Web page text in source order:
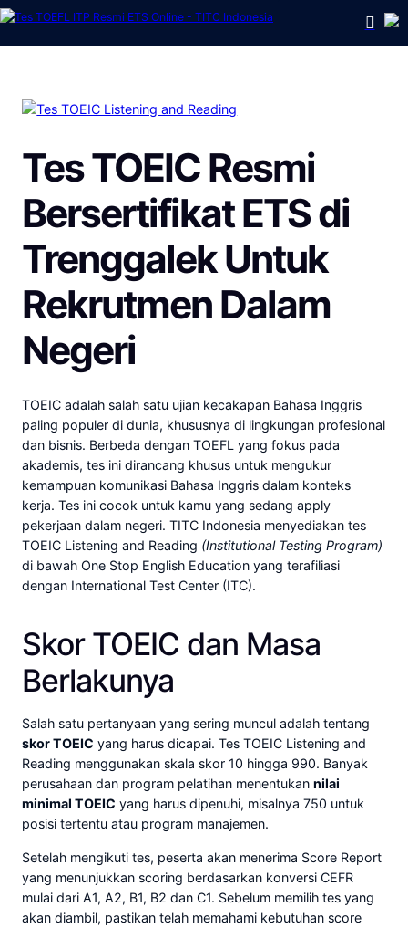
Tes TOEIC Resmi
Bersertifikat ETSdi
TrenggalekUntuk
Rekrutmen Dalam
Negeri
TOEIC adalah salah satu ujian kecakapan Bahasa Inggris
paling populer di dunia, khususnya di lingkungan profesional
dan bisnis. Berbeda dengan TOEFL yang fokus pada
akademis, tes ini dirancang khusus untuk mengukur
kemampuan komunikasi Bahasa Inggris dalam konteks
kerja. Tes ini cocok untuk kamu yang sedang apply
pekerjaan dalam negeri. TITC Indonesia menyediakan tes
TOEIC Listening and Reading (Institutional Testing Program)
di bawah One Stop English Education yang terafiliasi
dengan International Test Center (ITC).
Skor TOEIC dan Masa
Berlakunya
Salah satu pertanyaan yang sering muncul adalah tentang
skor TOEIC yang harus dicapai. Tes TOEIC Listening and
Reading menggunakan skala skor 10 hingga 990. Banyak
perusahaan dan program pelatihan menentukannilai
minimal TOEIC yang harus dipenuhi, misalnya 750 untuk
posisi tertentu atau program manajemen.
Setelah mengikuti tes, peserta akan menerima Score Report
yang menunjukkan scoring berdasarkan konversi CEFR
mulai dari A1, A2, B1, B2 dan C1. Sebelum memilih tes yang
akan diambil, pastikan telah memahami kebutuhan score